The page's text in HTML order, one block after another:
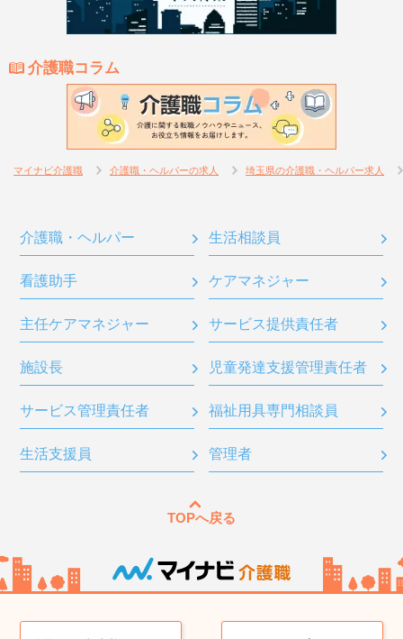
介護職コラム
マイナビ介護職 介護職・ヘルパーの求人 埼玉県の介護職・ヘルパー求人
介護職・ヘルパー 生活相談員
看護助手 ケアマネジャー
主任ケアマネジャー サービス提供責任者
施設長 児童発達支援管理責任者
サービス管理責任者 福祉用具専門相談員
生活支援員 管理者
TOPへ戻る